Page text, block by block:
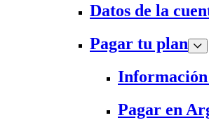
Datos de la
Pagar tu plan
Información
Pagar en